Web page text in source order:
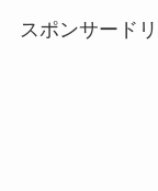
スポンサード